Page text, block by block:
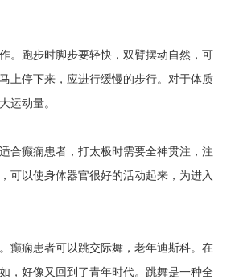
。跑步时脚步要轻快，双臂摆动自然，可
上停下来，应进行缓慢的步行。对于体质
运动量。
合癫痫患者，打太极时需要全神贯注，注
可以使身体器官很好的活动起来，为进入
癫痫患者可以跳交际舞，老年迪斯科。在
，好像又回到了青年时代。跳舞是一种全